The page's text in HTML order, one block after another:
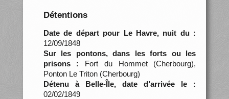
Détentions
Date de départ pour Le Havre, nuit du :
12/09/1848
Sur les pontons, dans les forts ou les
prisons : Fort du Hommet (Cherbourg),
Ponton Le Triton (Cherbourg)
Détenu à Belle-Île, date d’arrivée le :
02/02/1849